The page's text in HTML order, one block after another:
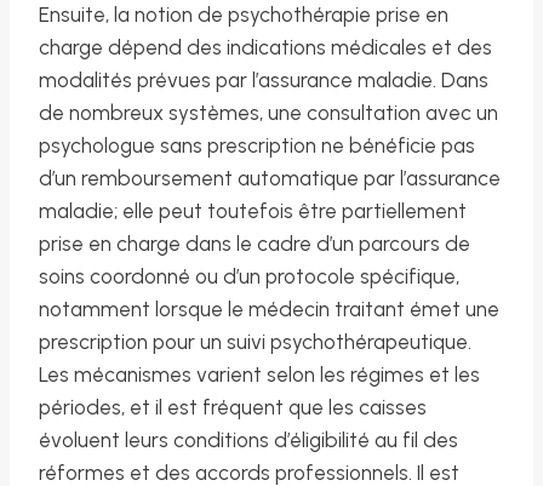
Ensuite, la notion de psychothérapie prise en
charge dépend des indications médicales et des
modalités prévues par l’assurance maladie. Dans
de nombreux systèmes, une consultation avec un
psychologue sans prescription ne bénéficie pas
d’un remboursement automatique par l’assurance
maladie; elle peut toutefois être partiellement
prise en charge dans le cadre d’un parcours de
soins coordonné ou d’un protocole spécifique,
notamment lorsque le médecin traitant émet une
prescription pour un suivi psychothérapeutique.
Les mécanismes varient selon les régimes et les
périodes, et il est fréquent que les caisses
évoluent leurs conditions d’éligibilité au fil des
réformes et des accords professionnels. Il est